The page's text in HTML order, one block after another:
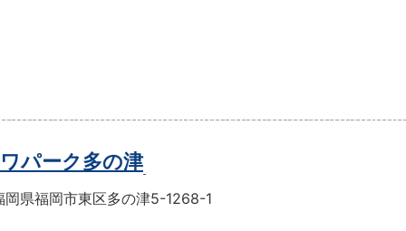
パーク多の津
岡県福岡市東区多の津5-1268-1